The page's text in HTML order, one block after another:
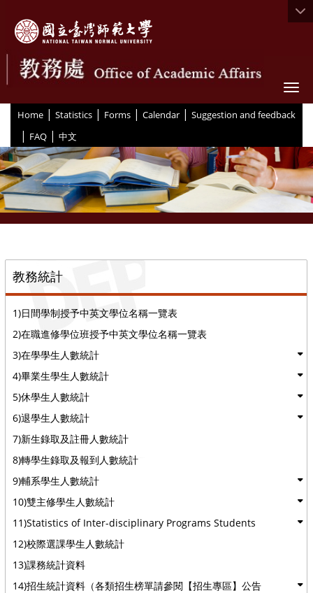
Home | Statistics | Forms | Calendar | Suggestion and feedback
| FAQ | 中文
教務統計
1)日間學制授予中英文學位名稱一覽表
2)在職進修學位班授予中英文學位名稱一覽表
3)在學學生人數統計
4)畢業生學生人數統計
5)休學生人數統計
6)退學生人數統計
7)新生錄取及註冊人數統計
8)轉學生錄取及報到人數統計
9)輔系學生人數統計
10)雙主修學生人數統計
11)Statistics of Inter-disciplinary Programs Students
12)校際選課學生人數統計
13)課務統計資料
14)招生統計資料（各類招生榜單請參閱【招生專區】公告